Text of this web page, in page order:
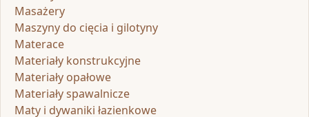
Masażery
Maszyny do cięcia i gilotyny
Materace
Materiały konstrukcyjne
Materiały opałowe
Materiały spawalnicze
Maty i dywaniki łazienkowe